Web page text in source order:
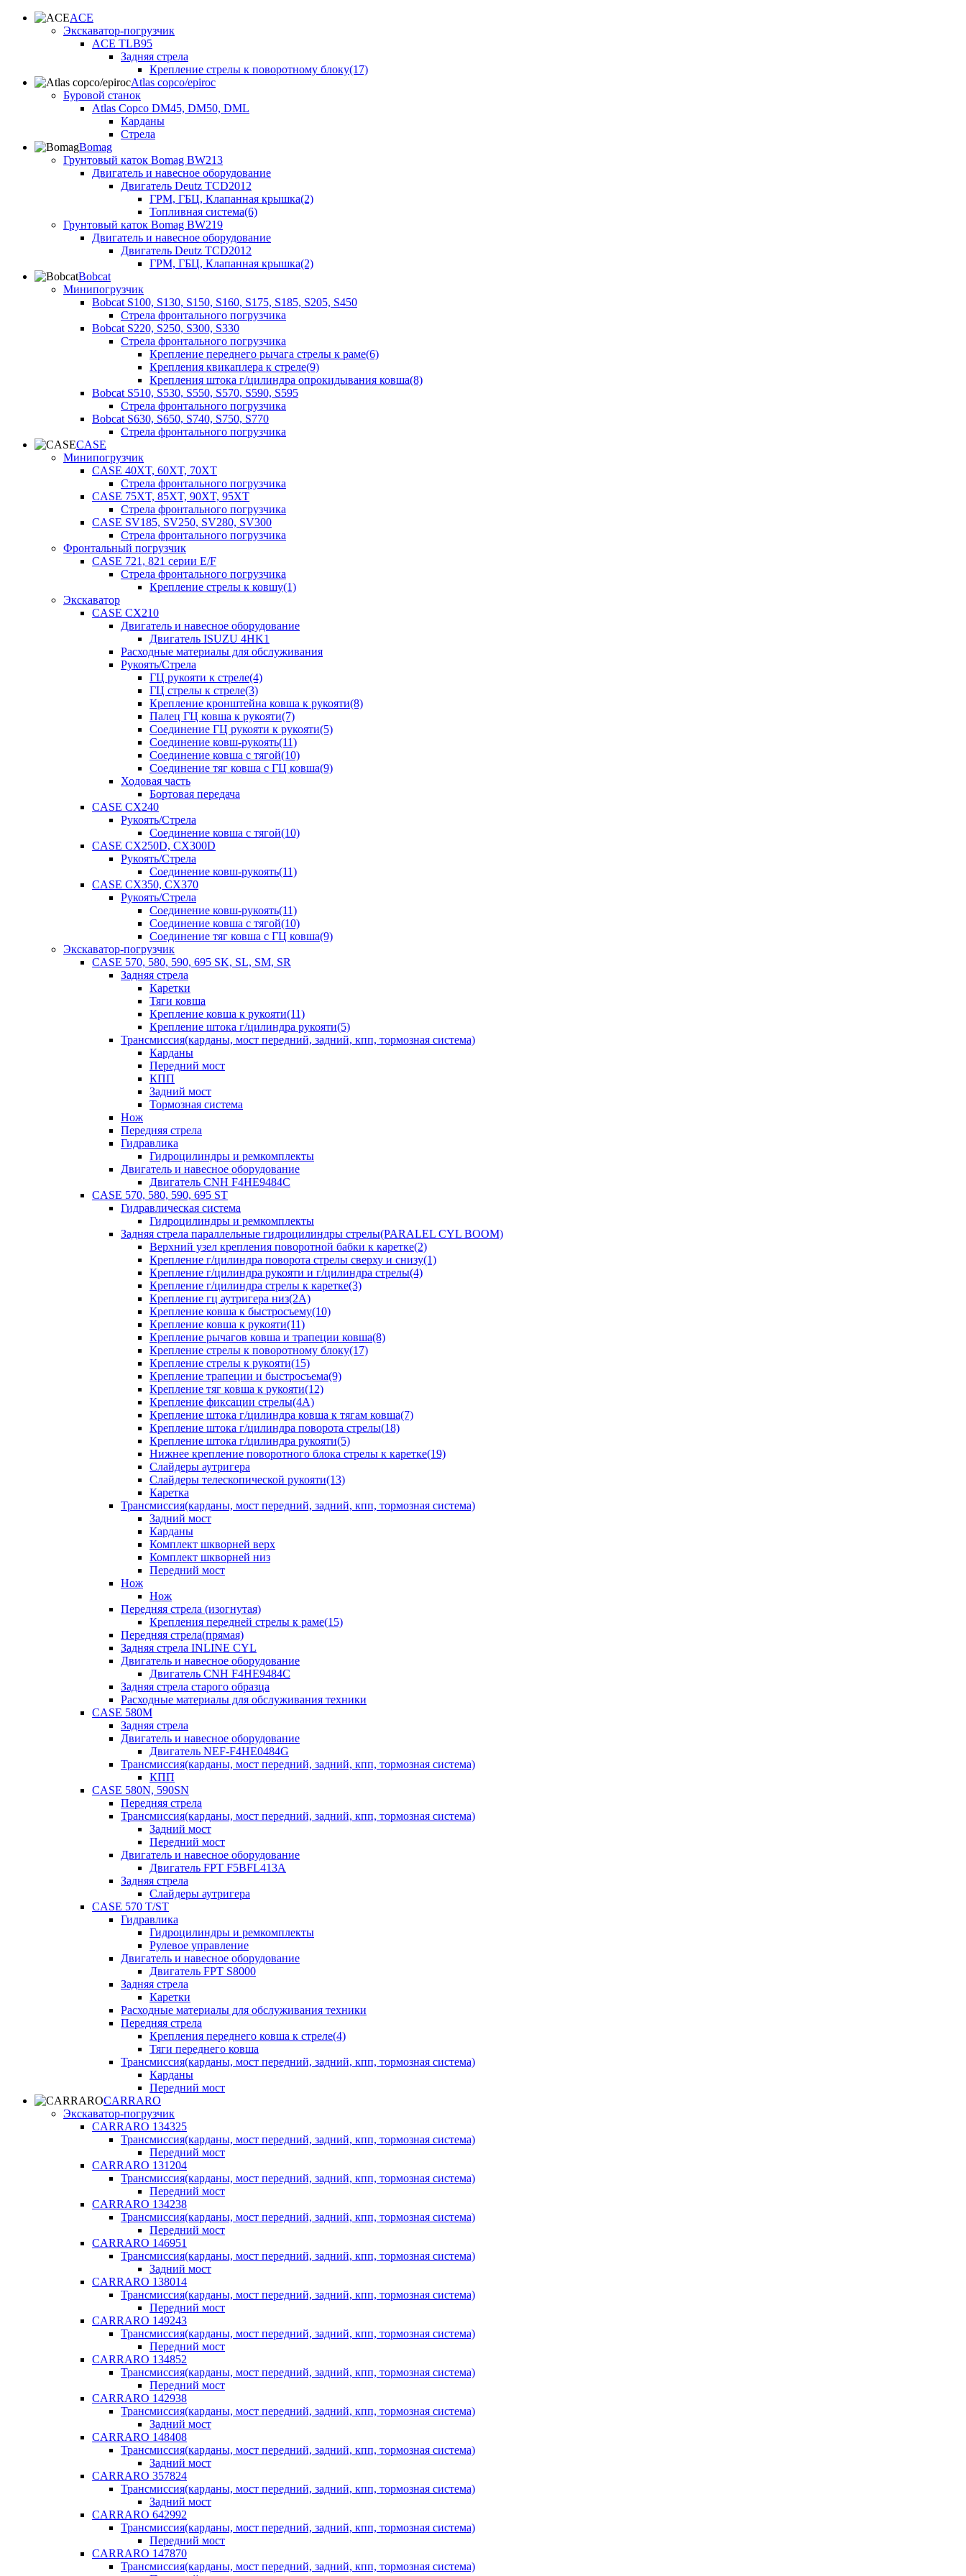
ACE
Экскаватор-погрузчик
ACE TLB95
Задняя стрела
Крепление стрелы к поворотному блоку(17)
Atlas copco/epiroc
Буровой станок
Atlas Copco DM45, DM50, DML
Карданы
Стрела
Bomag
Грунтовый каток Bomag BW213
Двигатель и навесное оборудование
Двигатель Deutz TCD2012
ГРМ, ГБЦ, Клапанная крышка(2)
Топливная система(6)
Грунтовый каток Bomag BW219
Двигатель и навесное оборудование
Двигатель Deutz TCD2012
ГРМ, ГБЦ, Клапанная крышка(2)
Bobcat
Минипогрузчик
Bobcat S100, S130, S150, S160, S175, S185, S205, S450
Стрела фронтального погрузчика
Bobcat S220, S250, S300, S330
Стрела фронтального погрузчика
Крепление переднего рычага стрелы к раме(6)
Крепления квикаплера к стреле(9)
Крепления штока г/цилиндра опрокидывания ковша(8)
Bobcat S510, S530, S550, S570, S590, S595
Стрела фронтального погрузчика
Bobcat S630, S650, S740, S750, S770
Стрела фронтального погрузчика
CASE
Минипогрузчик
CASE 40XT, 60XT, 70XT
Стрела фронтального погрузчика
CASE 75XT, 85XT, 90XT, 95XT
Стрела фронтального погрузчика
CASE SV185, SV250, SV280, SV300
Стрела фронтального погрузчика
Фронтальный погрузчик
CASE 721, 821 серии E/F
Стрела фронтального погрузчика
Крепление стрелы к ковшу(1)
Экскаватор
CASE CX210
Двигатель и навесное оборудование
Двигатель ISUZU 4HK1
Расходные материалы для обслуживания
Рукоять/Стрела
ГЦ рукояти к стреле(4)
ГЦ стрелы к стреле(3)
Крепление кронштейна ковша к рукояти(8)
Палец ГЦ ковша к рукояти(7)
Соединение ГЦ рукояти к рукояти(5)
Соединение ковш-рукоять(11)
Соединение ковша с тягой(10)
Соединение тяг ковша с ГЦ ковша(9)
Ходовая часть
Бортовая передача
CASE CX240
Рукоять/Стрела
Соединение ковша с тягой(10)
CASE CX250D, CX300D
Рукоять/Стрела
Соединение ковш-рукоять(11)
CASE CX350, CX370
Рукоять/Стрела
Соединение ковш-рукоять(11)
Соединение ковша с тягой(10)
Соединение тяг ковша с ГЦ ковша(9)
Экскаватор-погрузчик
CASE 570, 580, 590, 695 SK, SL, SM, SR
Задняя стрела
Каретки
Тяги ковша
Крепление ковша к рукояти(11)
Крепление штока г/цилиндра рукояти(5)
Трансмиссия(карданы, мост передний, задний, кпп, тормозная система)
Карданы
Передний мост
КПП
Задний мост
Тормозная система
Нож
Передняя стрела
Гидравлика
Гидроцилиндры и ремкомплекты
Двигатель и навесное оборудование
Двигатель CNH F4HE9484C
CASE 570, 580, 590, 695 ST
Гидравлическая система
Гидроцилиндры и ремкомплекты
Задняя стрела параллельные гидроцилиндры стрелы(PARALEL CYL BOOM)
Верхний узел крепления поворотной бабки к каретке(2)
Крепление г/цилиндра поворота стрелы сверху и снизу(1)
Крепление г/цилиндра рукояти и г/цилиндра стрелы(4)
Крепление г/цилиндра стрелы к каретке(3)
Крепление гц аутригера низ(2А)
Крепление ковша к быстросъему(10)
Крепление ковша к рукояти(11)
Крепление рычагов ковша и трапеции ковша(8)
Крепление стрелы к поворотному блоку(17)
Крепление стрелы к рукояти(15)
Крепление трапеции и быстросъема(9)
Крепление тяг ковша к рукояти(12)
Крепление фиксации стрелы(4A)
Крепление штока г/цилиндра ковша к тягам ковша(7)
Крепление штока г/цилиндра поворота стрелы(18)
Крепление штока г/цилиндра рукояти(5)
Нижнее крепление поворотного блока стрелы к каретке(19)
Слайдеры аутригера
Слайдеры телескопической рукояти(13)
Каретка
Трансмиссия(карданы, мост передний, задний, кпп, тормозная система)
Задний мост
Карданы
Комплект шкворней верх
Комплект шкворней низ
Передний мост
Нож
Нож
Передняя стрела (изогнутая)
Крепления передней стрелы к раме(15)
Передняя стрела(прямая)
Задняя стрела INLINE CYL
Двигатель и навесное оборудование
Двигатель CNH F4HE9484C
Задняя стрела старого образца
Расходные материалы для обслуживания техники
CASE 580M
Задняя стрела
Двигатель и навесное оборудование
Двигатель NEF-F4HE0484G
Трансмиссия(карданы, мост передний, задний, кпп, тормозная система)
КПП
CASE 580N, 590SN
Передняя стрела
Трансмиссия(карданы, мост передний, задний, кпп, тормозная система)
Задний мост
Передний мост
Двигатель и навесное оборудование
Двигатель FPT F5BFL413A
Задняя стрела
Слайдеры аутригера
CASE 570 T/ST
Гидравлика
Гидроцилиндры и ремкомплекты
Рулевое управление
Двигатель и навесное оборудование
Двигатель FPT S8000
Задняя стрела
Каретки
Расходные материалы для обслуживания техники
Передняя стрела
Крепления переднего ковша к стреле(4)
Тяги переднего ковша
Трансмиссия(карданы, мост передний, задний, кпп, тормозная система)
Карданы
Передний мост
CARRARO
Экскаватор-погрузчик
CARRARO 134325
Трансмиссия(карданы, мост передний, задний, кпп, тормозная система)
Передний мост
CARRARO 131204
Трансмиссия(карданы, мост передний, задний, кпп, тормозная система)
Передний мост
CARRARO 134238
Трансмиссия(карданы, мост передний, задний, кпп, тормозная система)
Передний мост
CARRARO 146951
Трансмиссия(карданы, мост передний, задний, кпп, тормозная система)
Задний мост
CARRARO 138014
Трансмиссия(карданы, мост передний, задний, кпп, тормозная система)
Передний мост
CARRARO 149243
Трансмиссия(карданы, мост передний, задний, кпп, тормозная система)
Передний мост
CARRARO 134852
Трансмиссия(карданы, мост передний, задний, кпп, тормозная система)
Передний мост
CARRARO 142938
Трансмиссия(карданы, мост передний, задний, кпп, тормозная система)
Задний мост
CARRARO 148408
Трансмиссия(карданы, мост передний, задний, кпп, тормозная система)
Задний мост
CARRARO 357824
Трансмиссия(карданы, мост передний, задний, кпп, тормозная система)
Задний мост
CARRARO 642992
Трансмиссия(карданы, мост передний, задний, кпп, тормозная система)
Передний мост
CARRARO 147870
Трансмиссия(карданы, мост передний, задний, кпп, тормозная система)